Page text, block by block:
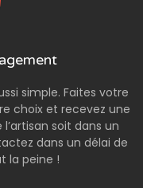
simple. Faites votre
choix et recevez une
soit dans un
dans un délai de
la peine !